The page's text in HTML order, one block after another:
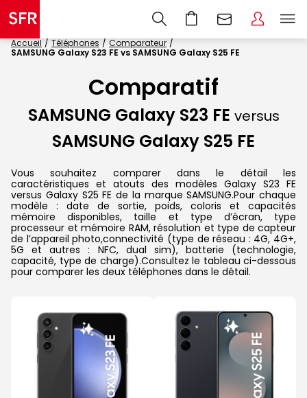
Accueil Téléphones
Comparateur
SAMSUNG Galaxy S23 FE vs SAMSUNG Galaxy S25 FE
Comparatif
SAMSUNG Galaxy S23 FE versus
SAMSUNG Galaxy S25 FE
Vous souhaitez comparer dans le détail les
caractéristiques et atouts des modèles Galaxy S23 FE
versus Galaxy S25 FE de la marque SAMSUNG.Pour chaque
modèle : date de sortie, poids, coloris et capacités
mémoire disponibles, taille et type d’écran, type
processeur et mémoire RAM, résolution et type de capteur
de l’appareil photo,connectivité (type de réseau : 4G, 4G+,
5G et autres : NFC, dual sim), batterie (technologie,
capacité, type de charge).Consultez le tableau ci-dessous
pour comparer les deux téléphones dans le détail.